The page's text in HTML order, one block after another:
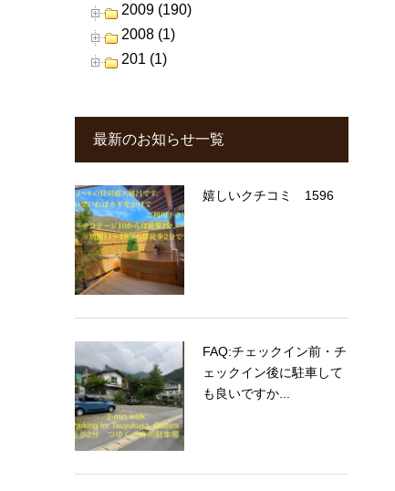
2009 (190)
2008 (1)
201 (1)
最新のお知らせ一覧
嬉しいクチコミ 1596
FAQ:チェックイン前・チ
ェックイン後に駐車して
も良いですか...